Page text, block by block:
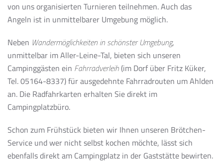
von uns organisierten Turnieren teilnehmen. Auch das
Angeln ist in unmittelbarer Umgebung möglich.
Neben Wandermöglichkeiten in schönster Umgebung,
unmittelbar im Aller-Leine-Tal, bieten sich unseren
Campinggästen ein Fahrradverleih(im Dorf über Fritz Küker,
Tel. 05164-8337) für ausgedehnte Fahrradrouten um Ahlden
an. Die Radfahrkarten erhalten Sie direkt im
Campingplatzbüro.
Schon zum Frühstück bieten wir Ihnen unseren Brötchen-
Service und wer nicht selbst kochen möchte, lässt sich
ebenfalls direkt am Campingplatz in der Gaststätte bewirten.